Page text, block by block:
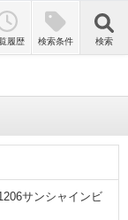
検索
履歴 検索条件 検索
サンシャインビ
ット相談